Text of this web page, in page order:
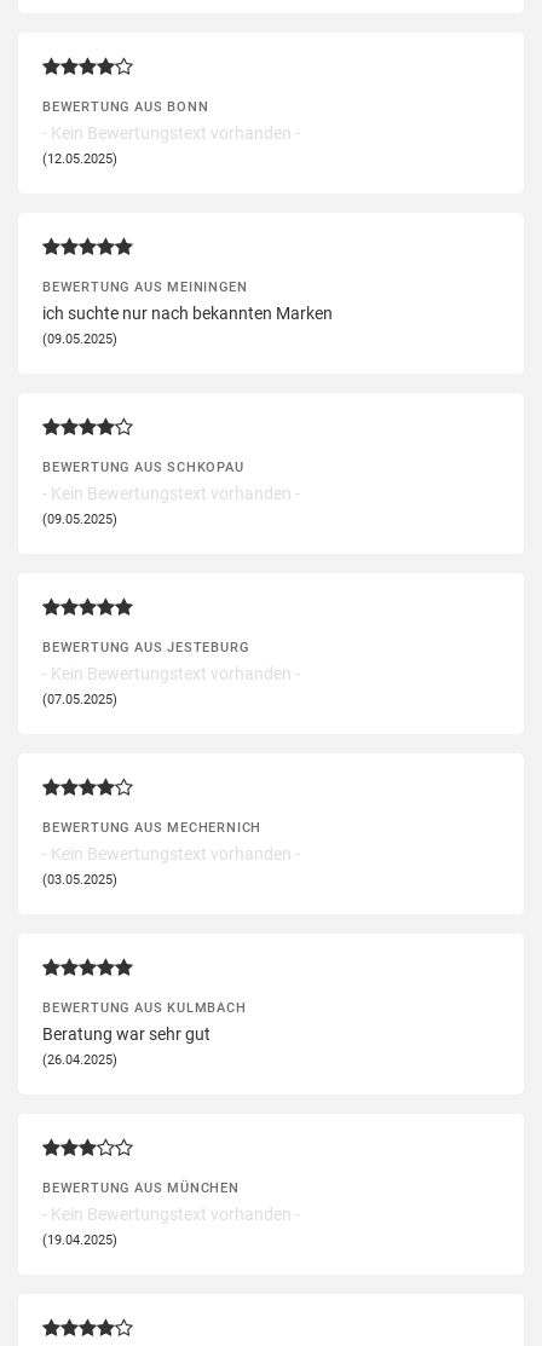
BEWERTUNG AUS BONN
- Kein Bewertungstext vorhanden -
(12.05.2025)
BEWERTUNG AUS MEININGEN
ich suchte nur nach bekannten Marken
(09.05.2025)
BEWERTUNG AUS SCHKOPAU
- Kein Bewertungstext vorhanden -
(09.05.2025)
BEWERTUNG AUS JESTEBURG
- Kein Bewertungstext vorhanden -
(07.05.2025)
BEWERTUNG AUS MECHERNICH
- Kein Bewertungstext vorhanden -
(03.05.2025)
BEWERTUNG AUS KULMBACH
Beratung war sehr gut
(26.04.2025)
BEWERTUNG AUS MÜNCHEN
- Kein Bewertungstext vorhanden -
(19.04.2025)